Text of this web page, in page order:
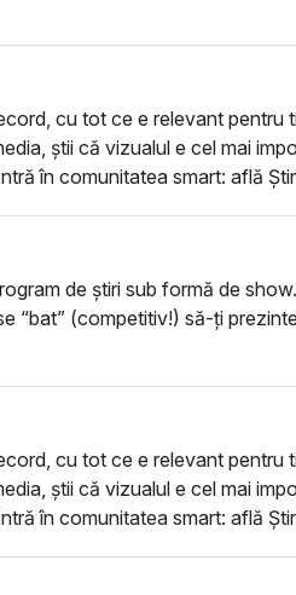
cu tot ce e relevant
știi că vizualul e cel mai
în comunitatea smart: află
de știri sub formă de
“bat” (competitiv!) să-ți
cu tot ce e relevant
știi că vizualul e cel mai
în comunitatea smart: află